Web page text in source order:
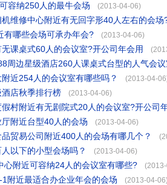
容纳250人的最牛会场 (2013-04-06)
维修中心附近有无回字形40人左右的会场
有哪些会场可承办年会? (2013-04-06)
课桌式60人的会议室?开公司年会用
周边星级酒店260人课桌式台型的人气会议
近254人的会议室有哪些吗？ (2013-04-
店秋季排行榜 (2013-04-06)
村附近有无剧院式20人的会议室?开公司
附近台型40人的会场 (2013-04-06)
贸易公司附近400人的会场有哪几个？
以下的小型会场吗？ (2013-04-06)
心附近可容纳24人的会议室有哪些?
附近最适合办企业年会的会场 (2013-04-06)